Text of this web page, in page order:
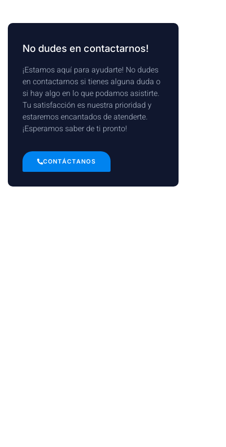
No dudes en contactarnos!
¡Estamos aquí para ayudarte! No dudes
en contactarnos si tienes alguna duda o
si hay algo en lo que podamos asistirte.
Tu satisfacción es nuestra prioridad y
estaremos encantados de atenderte.
¡Esperamos saber de ti pronto!
CONTÁCTANOS